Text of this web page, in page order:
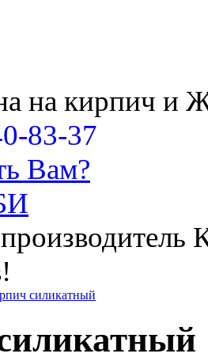
на кирпич и
83-37
Вам?
силикатный